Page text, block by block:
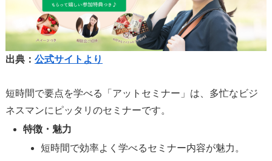
出典： 公式サイトより
短時間で要点を学べる「アットセミナー」は、多忙なビジ
ネスマンにピッタリのセミナーです。
特徴・魅力
短時間で効率よく学べるセミナー内容が魅力。